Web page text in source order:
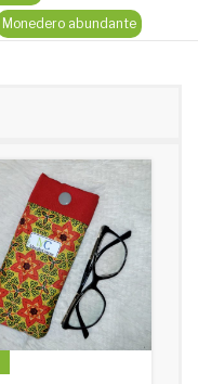
Monedero abundante